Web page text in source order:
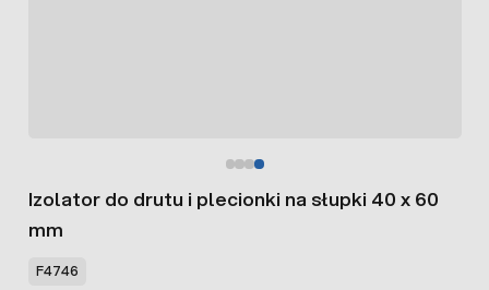
Izolator do drutu i plecionki na słupki 40 x 60
mm
F4746